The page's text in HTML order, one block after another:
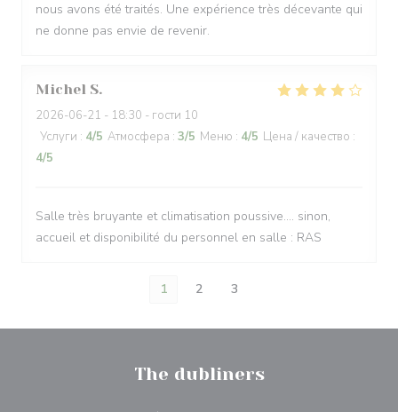
nous avons été traités. Une expérience très décevante qui
ne donne pas envie de revenir.
Michel S
2026-06-21 - 18:30 - гости 10
Услуги : 4/5 Атмосфера : 3/5 Меню : 4/5 Цена / качество :
4/5
Salle très bruyante et climatisation poussive.... sinon,
accueil et disponibilité du personnel en salle : RAS
1 2 3
The dubliners